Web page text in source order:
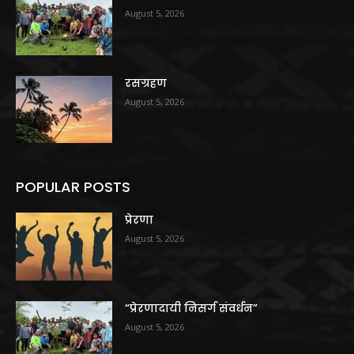
August 5, 2026
रसग्रहण
August 5, 2026
POPULAR POSTS
प्रेरणा
August 5, 2026
“प्रेरणादायी निसर्ग संवर्धन”
August 5, 2026